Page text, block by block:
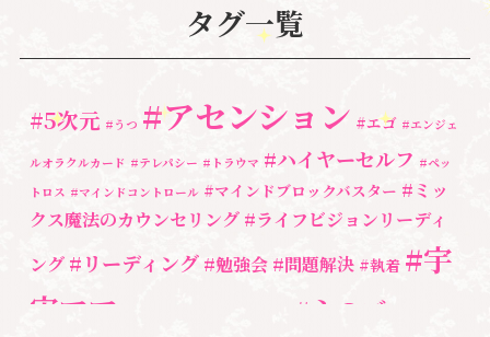
タグ一覧
#5次元 #うつ #アセンション #エゴ #エンジェ
ルオラクルカード #テレパシー #トラウマ #ハイヤーセルフ #ペッ
トロス #マインドコントロール #マインドブロックバスター #ミッ
クス魔法のカウンセリング #ライフビジョンリーディ
ング #リーディング #勉強会 #問題解決 #執着 #宇
宙ママ
#心のブロッ